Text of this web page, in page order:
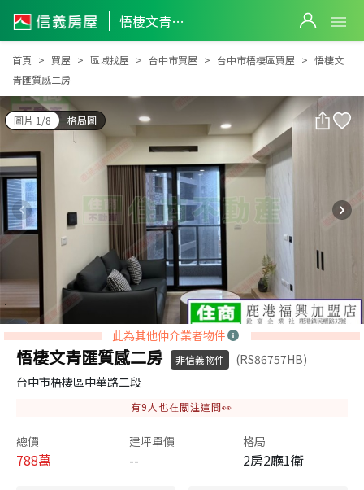
悟棲文青匯質感二房
悟棲文青匯質感二房
首頁 買屋 區域找屋 台中市買屋 台中市梧棲區買屋
悟棲文
青匯質感二房
圖片 1/8 格局圖
此為其他仲介業者物件
悟棲文青匯質感二房 非信義物件
(RS86757HB)
台中市梧棲區中華路二段
有9 人也在關注這間👀
總價
788萬
建坪單價
--
格局
2房2廳1衛